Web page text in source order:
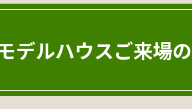
デルハウスご来場の